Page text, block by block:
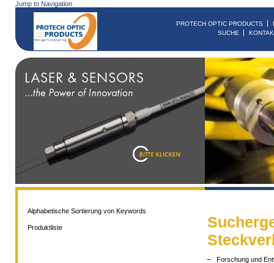
Jump to Navigation
PROTECH OPTIC PRODUCTS
SUCHE
Forschung und
Alphabetische Sortierung von Keywords
Produktliste